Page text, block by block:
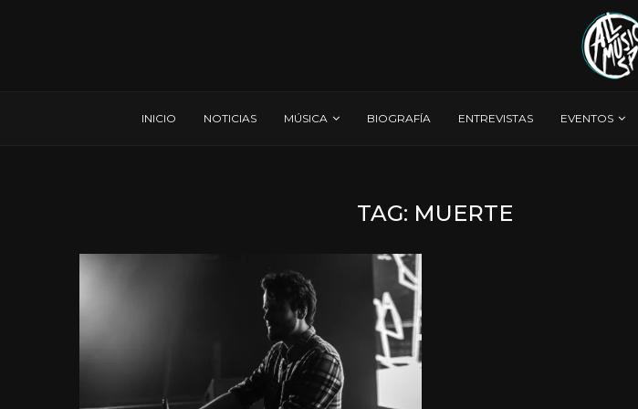
INICIO NOTICIAS MÚSICA BIOGRAFÍA ENTREVISTAS EVENTOS
TAG: MUERTE